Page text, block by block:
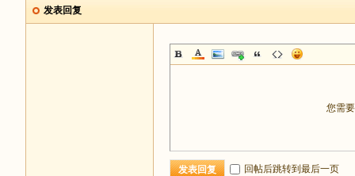
发表回复
您需
发表回复 回帖后跳转到最后一页